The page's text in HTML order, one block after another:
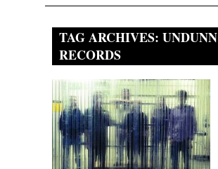
TAG ARCHIVES: UNDUNN
RECORDS